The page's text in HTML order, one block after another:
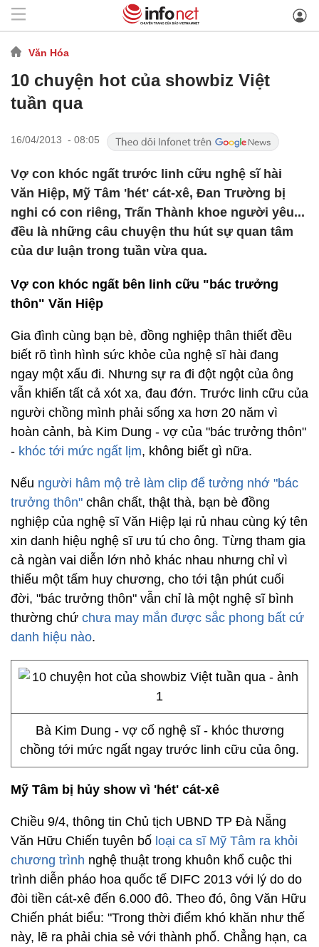
Văn Hóa
10 chuyện hot của showbiz Việt
tuần qua
16/04/2013 - 08:05
Vợ con khóc ngất trước linh cữu nghệ sĩ hài
Văn Hiệp, Mỹ Tâm 'hét' cát-xê, Đan Trường bị
nghi có con riêng, Trấn Thành khoe người yêu...
đều là những câu chuyện thu hút sự quan tâm
của dư luận trong tuần vừa qua.
Vợ con khóc ngất bên linh cữu "bác trưởng
thôn" Văn Hiệp
Gia đình cùng bạn bè, đồng nghiệp thân thiết đều
biết rõ tình hình sức khỏe của nghệ sĩ hài đang
ngay một xấu đi. Nhưng sự ra đi đột ngột của ông
vẫn khiến tất cả xót xa, đau đớn. Trước linh cữu của
người chồng mình phải sống xa hơn 20 năm vì
hoàn cảnh, bà Kim Dung - vợ của "bác trưởng thôn"
- khóc tới mức ngất lịm, không biết gì nữa.
Nếu người hâm mộ trẻ làm clip để tưởng nhớ "bác
trưởng thôn" chân chất, thật thà, bạn bè đồng
nghiệp của nghệ sĩ Văn Hiệp lại rủ nhau cùng ký tên
xin danh hiệu nghệ sĩ ưu tú cho ông. Từng tham gia
cả ngàn vai diễn lớn nhỏ khác nhau nhưng chỉ vì
thiếu một tấm huy chương, cho tới tận phút cuối
đời, "bác trưởng thôn" vẫn chỉ là một nghệ sĩ bình
thường chứ chưa may mắn được sắc phong bất cứ
danh hiệu nào.
Bà Kim Dung - vợ cố nghệ sĩ - khóc thương
chồng tới mức ngất ngay trước linh cữu của ông.
Mỹ Tâm bị hủy show vì 'hét' cát-xê
Chiều 9/4, thông tin Chủ tịch UBND TP Đà Nẵng
Văn Hữu Chiến tuyên bố loại ca sĩ Mỹ Tâm ra khỏi
chương trình nghệ thuật trong khuôn khổ cuộc thi
trình diễn pháo hoa quốc tế DIFC 2013 với lý do do
đòi tiền cát-xê đến 6.000 đô. Theo đó, ông Văn Hữu
Chiến phát biểu: "Trong thời điểm khó khăn như thế
này, lẽ ra phải chia sẻ với thành phố. Chẳng hạn, ca